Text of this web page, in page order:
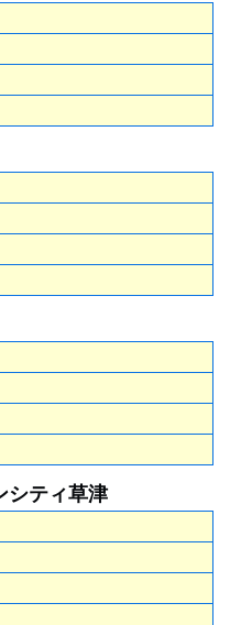
シティ草津